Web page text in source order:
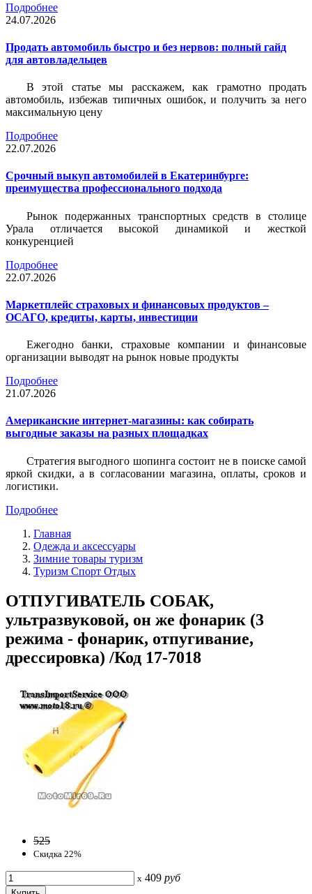
Подробнее
24.07.2026
Продать автомобиль быстро и без нервов: полный гайд
для автовладельцев
В этой статье мы расскажем, как грамотно продать
автомобиль, избежав типичных ошибок, и получить за него
максимальную цену
Подробнее
22.07.2026
Срочный выкуп автомобилей в Екатеринбурге:
преимущества профессионального подхода
Рынок подержанных транспортных средств в столице
Урала отличается высокой динамикой и жесткой
конкуренцией
Подробнее
22.07.2026
Маркетплейс страховых и финансовых продуктов –
ОСАГО, кредиты, карты, инвестиции
Ежегодно банки, страховые компании и финансовые
организации выводят на рынок новые продукты
Подробнее
21.07.2026
Американские интернет-магазины: как собирать
выгодные заказы на разных площадках
Стратегия выгодного шопинга состоит не в поиске самой
яркой скидки, а в согласовании магазина, оплаты, сроков и
логистики.
Подробнее
Главная
Одежда и аксессуары
Зимние товары туризм
Туризм Спорт Отдых
ОТПУГИВАТЕЛЬ СОБАК,
ультразвуковой, он же фонарик (3
режима - фонарик, отпугивание,
дрессировка) /Код 17-7018
525
Скидка 22%
x 409 руб